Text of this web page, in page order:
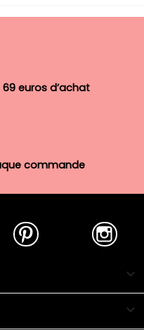
69 euros d’achat
commande
Pinterest

